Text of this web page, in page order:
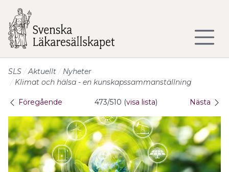
SLS Aktuellt
Nyheter
Klimat och hälsa - en kunskapssammanställning
Föregående 473/510 (visa lista) Nästa